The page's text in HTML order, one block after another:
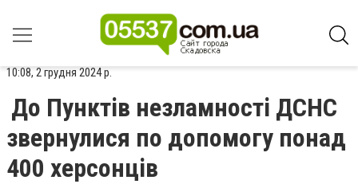
10:08, 2 грудня 2024 р.
До Пунктів незламності ДСНС
звернулися по допомогу понад
400 херсонців